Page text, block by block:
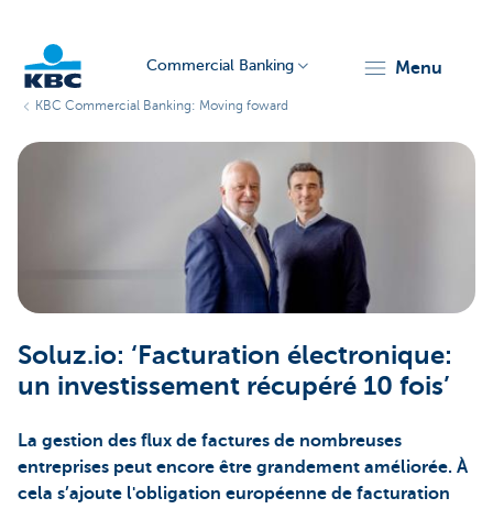
Corporate
Commercial Banking menu
KBC Commercial Banking: Moving foward
Soluz.io: ‘Facturation électronique:
un investissement récupéré 10 fois’
La gestion des flux de factures de nombreuses
entreprises peut encore être grandement améliorée. À
cela s’ajoute l'obligation européenne de facturation